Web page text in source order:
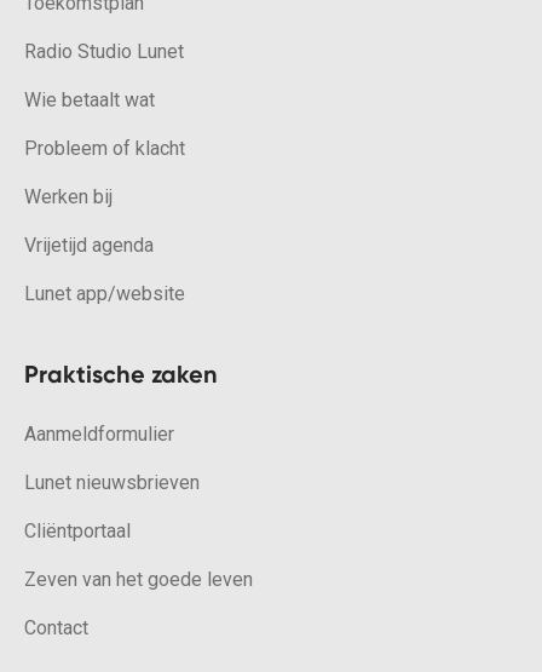
Radio Studio Lunet
Wie betaalt wat
Probleem of klacht
Werken bij
Vrijetijd agenda
Lunet app/website
Praktische zaken
Aanmeldformulier
Lunet nieuwsbrieven
Cliëntportaal
Zeven van het goede leven
Contact